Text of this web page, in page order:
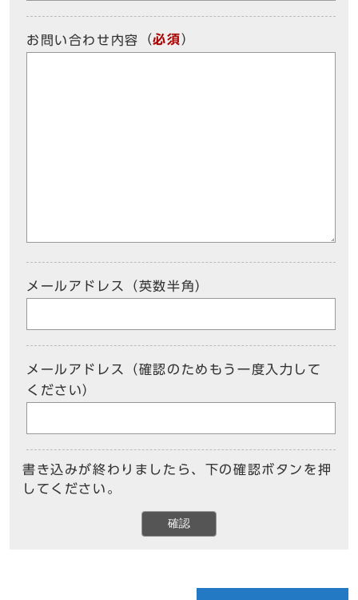
お問い合わせ内容 （必須）
メールアドレス（英数半角）
メールアドレス（確認のためもう一度入力して
ください）
書き込みが終わりましたら、下の確認ボタンを押
してください。
確認